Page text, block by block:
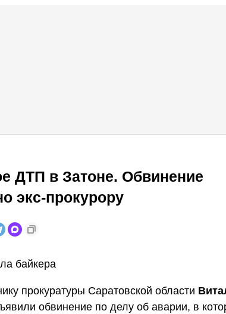
ДТП в Затоне. Обвинение
экс-прокурору
байкера
прокуратуры Саратовской области
обвинение по делу об аварии, в